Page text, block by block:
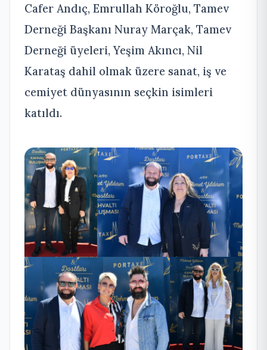
Cafer Andıç, Emrullah Köroğlu, Tamev
Derneği Başkanı Nuray Marçak, Tamev
Derneği üyeleri, Yeşim Akıncı, Nil
Karataş dahil olmak üzere sanat, iş ve
cemiyet dünyasının seçkin isimleri
katıldı.